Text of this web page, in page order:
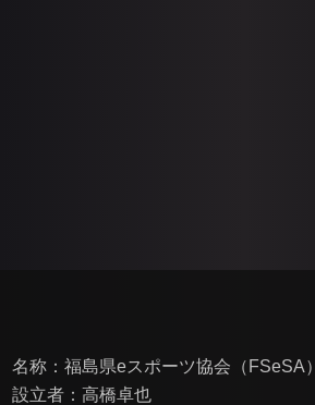
名称：福島県eスポーツ協会（FSeSA）
設立者：高橋卓也